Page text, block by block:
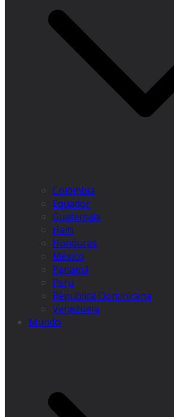
Colômbia
Equador
Guatemala
Haiti
Honduras
México
Panamá
Peru
Républica Dominicana
Venezuela
Mundo